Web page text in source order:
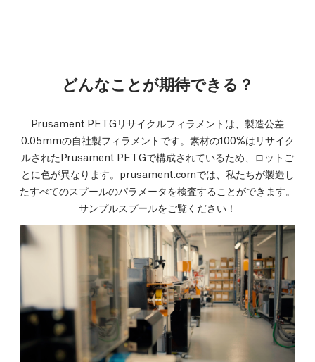
どんなことが期待できる？
Prusament PETGリサイクルフィラメントは、製造公差
0.05mmの自社製フィラメントです。素材の100%はリサイク
ルされたPrusament PETGで構成されているため、ロットご
とに色が異なります。prusament.comでは、私たちが製造し
たすべてのスプールのパラメータを検査することができます。
サンプルスプールをご覧ください！